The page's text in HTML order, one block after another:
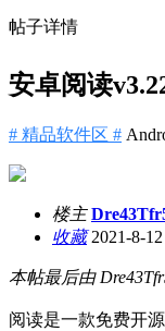
帖子详情
安卓阅读
# 精品软件区 #
楼主
收藏2021-8-12
本帖最后由
阅读是一款免费开